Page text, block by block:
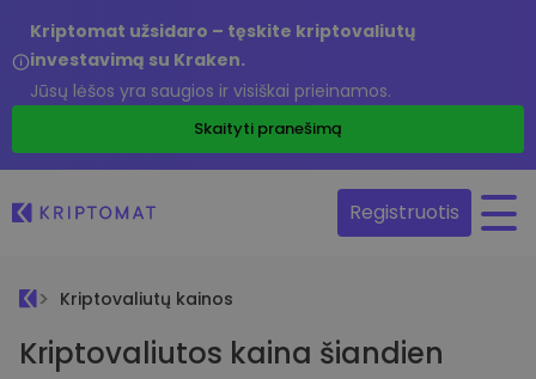
Kriptomat užsidaro – tęskite kriptovaliutų
investavimą su Kraken.
Jūsų lėšos yra saugios ir visiškai prieinamos.
Skaityti pranešimą
Registruotis
Kriptovaliutų kainos
Kriptovaliutos kaina šiandien